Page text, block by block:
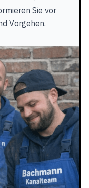
Sie vor
Vorgehen.